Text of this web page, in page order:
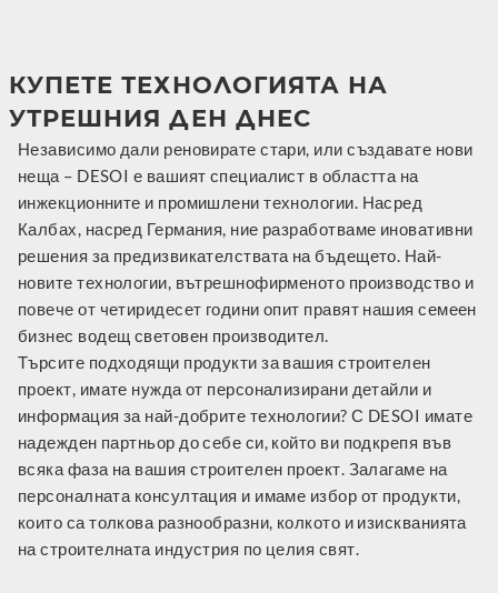
КУПЕТЕ ТЕХНОЛОГИЯТА НА
УТРЕШНИЯ ДЕН ДНЕС
Независимо дали реновирате стари, или създавате нови
неща – DESOI е вашият специалист в областта на
инжекционните и промишлени технологии. Насред
Калбах, насред Германия, ние разработваме иновативни
решения за предизвикателствата на бъдещето. Най-
новите технологии, вътрешнофирменото производство и
повече от четиридесет години опит правят нашия семеен
бизнес водещ световен производител.
Търсите подходящи продукти за вашия строителен
проект, имате нужда от персонализирани детайли и
информация за най-добрите технологии? С DESOI имате
надежден партньор до себе си, който ви подкрепя във
всяка фаза на вашия строителен проект. Залагаме на
персоналната консултация и имаме избор от продукти,
които са толкова разнообразни, колкото и изискванията
на строителната индустрия по целия свят.